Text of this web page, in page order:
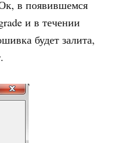
в появившемся
и в течении
будет залита,